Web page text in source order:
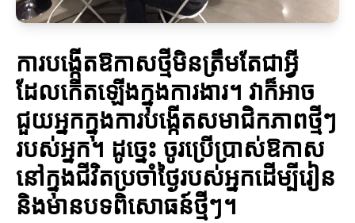
ការបង្កើតឱកាសថ្មីមិនត្រឹមតែជាអ្វី
ដែលកើតឡើងក្នុងការងារ។ វាក៏អាច
ជួយអ្នកក្នុងការបង្កើតសមាជិកភាពថ្មីៗ
របស់អ្នក។ ដូច្នេះ ចូរ​ប្រើប្រាស់ឱកាស
នៅក្នុងជីវិតប្រចាំថ្ងៃរបស់អ្នកដើម្បីរៀន
និងមានបទពិសោធន៍ថ្មីៗ។